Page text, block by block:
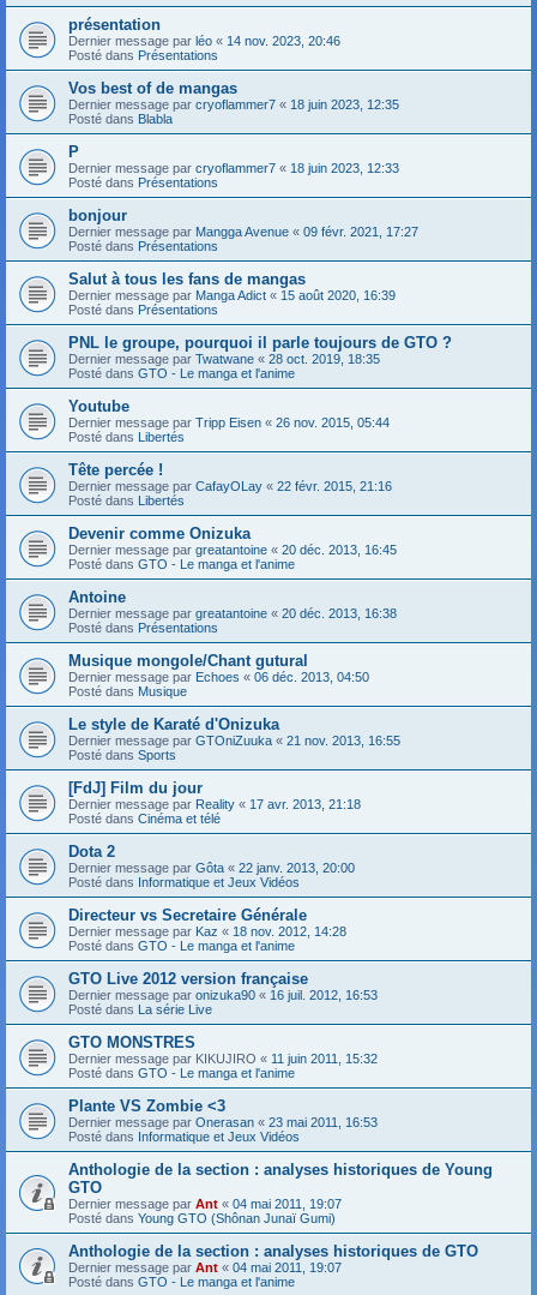
présentation
Dernier message par léo « 14 nov. 2023, 20:46
Posté dans Présentations
Vos best of de mangas
Dernier message par cryoflammer7 « 18 juin 2023, 12:35
Posté dans Blabla
P
Dernier message par cryoflammer7 « 18 juin 2023, 12:33
Posté dans Présentations
bonjour
Dernier message par Mangga Avenue « 09 févr. 2021, 17:27
Posté dans Présentations
Salut à tous les fans de mangas
Dernier message par Manga Adict « 15 août 2020, 16:39
Posté dans Présentations
PNL le groupe, pourquoi il parle toujours de GTO ?
Dernier message par Twatwane « 28 oct. 2019, 18:35
Posté dans GTO - Le manga et l'anime
Youtube
Dernier message par Tripp Eisen « 26 nov. 2015, 05:44
Posté dans Libertés
Tête percée !
Dernier message par CafayOLay « 22 févr. 2015, 21:16
Posté dans Libertés
Devenir comme Onizuka
Dernier message par greatantoine « 20 déc. 2013, 16:45
Posté dans GTO - Le manga et l'anime
Antoine
Dernier message par greatantoine « 20 déc. 2013, 16:38
Posté dans Présentations
Musique mongole/Chant gutural
Dernier message par Echoes « 06 déc. 2013, 04:50
Posté dans Musique
Le style de Karaté d'Onizuka
Dernier message par GTOniZuuka « 21 nov. 2013, 16:55
Posté dans Sports
[FdJ] Film du jour
Dernier message par Reality « 17 avr. 2013, 21:18
Posté dans Cinéma et télé
Dota 2
Dernier message par Gôta « 22 janv. 2013, 20:00
Posté dans Informatique et Jeux Vidéos
Directeur vs Secretaire Générale
Dernier message par Kaz « 18 nov. 2012, 14:28
Posté dans GTO - Le manga et l'anime
GTO Live 2012 version française
Dernier message par onizuka90 « 16 juil. 2012, 16:53
Posté dans La série Live
GTO MONSTRES
Dernier message par KIKUJIRO « 11 juin 2011, 15:32
Posté dans GTO - Le manga et l'anime
Plante VS Zombie <3
Dernier message par Onerasan « 23 mai 2011, 16:53
Posté dans Informatique et Jeux Vidéos
Anthologie de la section : analyses historiques de Young
GTO
Dernier message par Ant « 04 mai 2011, 19:07
Posté dans Young GTO (Shônan Junaï Gumi)
Anthologie de la section : analyses historiques de GTO
Dernier message par Ant « 04 mai 2011, 19:07
Posté dans GTO - Le manga et l'anime